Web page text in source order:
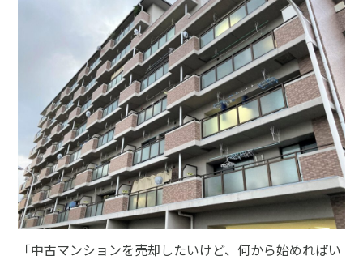
「中古マンションを売却したいけど、何から始めればい